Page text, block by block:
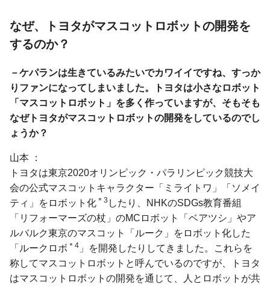
なぜ、トヨタがマスコットロボットの開発を
するのか？
－ケパランは生きているみたいでカワイイですね、すっか
りファンになってしまいました。トヨタは小さなロボット
「マスコットロボット」を多く作っていますが、そもそも
なぜトヨタがマスコットロボットの開発をしているのでし
ょうか？
山本
トヨタは東京2020オリンピック・パラリンピック競技大
会の公式マスコットキャラクター「ミライトワ」「ソメイ
ティ」をロボット化 ＊3 したり、NHKのSDGs教育番組
「リフォーマーズの杖」のMCロボット「ベアツシ」やア
ルバルク東京のマスコット「ルーク」をロボット化した
「ルークロボ ＊4 」を開発したりしてきました。これらを
称してマスコットロボットと呼んでいるのですが、トヨタ
はマスコットロボットの開発を通じて、人とロボットが共